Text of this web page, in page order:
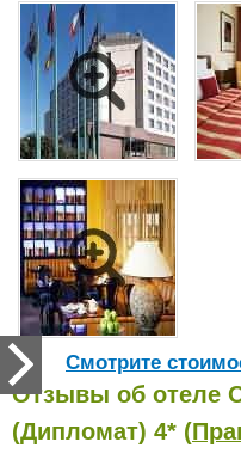
Cмотрите
Отзывы об отеле
(Дипломат) 4* (